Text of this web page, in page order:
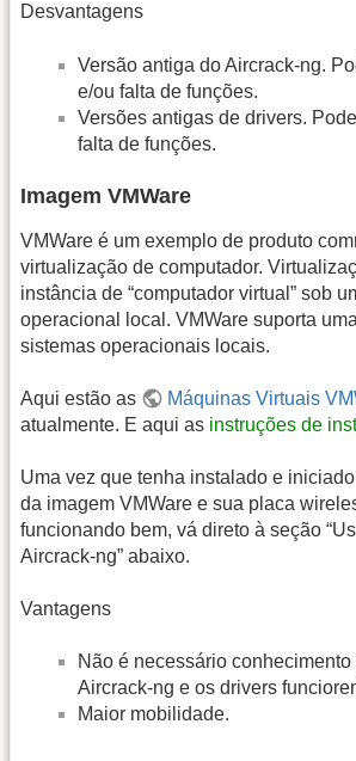
Desvantagens
Versão antiga do Aircrack-ng.
e/ou falta de funções.
Versões antigas de drivers.
falta de funções.
Imagem VMWare
VMWare é um exemplo de produto
virtualização de computador.
instância de “computador virtual” sob
operacional local. VMWare suporta
sistemas operacionais locais.
Aqui estão as Máquinas Virtuais
atualmente. E aqui as instruções de
Uma vez que tenha instalado e
da imagem VMWare e sua placa
funcionando bem, vá direto à seção
Aircrack-ng” abaixo.
Vantagens
Não é necessário conhecimento
Aircrack-ng e os drivers
Maior mobilidade.